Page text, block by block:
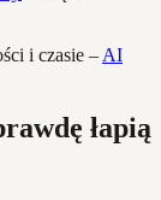
i czasie –AI
łapią